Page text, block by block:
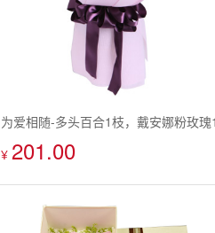
为爱相随-多头百合1枝，戴安娜粉玫瑰
枝
¥ 201.00